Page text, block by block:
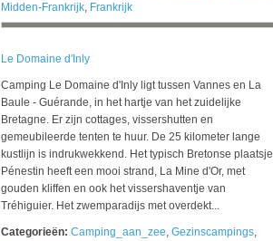
Midden-Frankrijk, Frankrijk
Le Domaine d'Inly
Camping Le Domaine d'Inly ligt tussen Vannes en La
Baule - Guérande, in het hartje van het zuidelijke
Bretagne. Er zijn cottages, vissershutten en
gemeubileerde tenten te huur. De 25 kilometer lange
kustlijn is indrukwekkend. Het typisch Bretonse plaatsje
Pénestin heeft een mooi strand, La Mine d'Or, met
gouden kliffen en ook het vissershaventje van
Tréhiguier. Het zwemparadijs met overdekt...
Categorieën: Camping_aan_zee, Gezinscampings,